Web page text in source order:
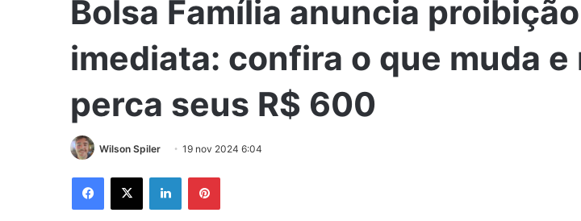
Bolsa Família anuncia proibição
imediata: confira o que muda e
perca seus R$ 600
Wilson Spiler 19 nov 2024 6:04
Facebook
X LinkedinPinterest